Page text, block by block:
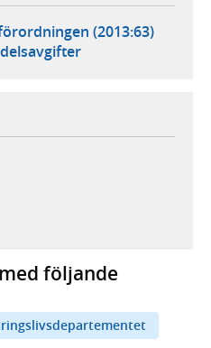
(2013:63)
flik, extern webbplats,
webbplats,
flik, extern webbplats,
följande